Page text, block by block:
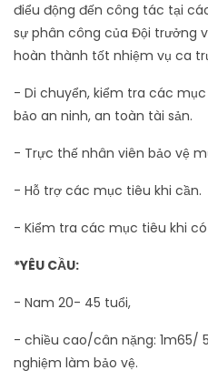
điểu động đến công tác tại
sự phân công của Đội trưởng
hoàn thành tốt nhiệm vụ ca
- Di chuyển, kiểm tra các
bảo an ninh, an toàn tài sản.
- Trực thế nhân viên bảo vệ
- Hỗ trợ các mục tiêu khi cần.
- Kiểm tra các mục tiêu khi
*YÊU CẦU:
- Nam 20- 45 tuổi,
- chiều cao/cân nặng: 1m65/
nghiệm làm bảo vệ.